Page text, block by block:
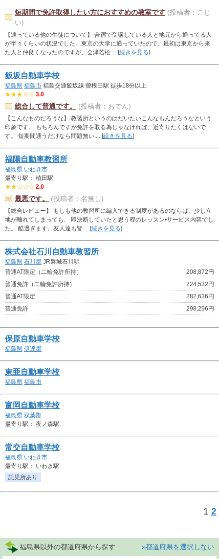
短期間で免許取得したい方におすすめの教室です (投稿者：こじ
い)
【通っている他の生徒について】 合宿で受講している人と地元から通ってる人
が半々くらいの状況でした。東京の大学に通っていたので、最初は東京から来
た人と仲良くなったのですが、会津若松.....[続きを見る]
飯坂自動車学校
福島県 福島市 福島交通飯坂線 曽根田駅 徒歩18分以上
★★★☆☆ 3.0
総合して普通です。 (投稿者：おでん)
【こんなものだろうな】 教習所というのはだいたいこんなもんだろうなという
印象です。 もちろんですが免許を取る為じゃなければ、近寄りたくはないで
す。 短期間通うだけなら問題無い.....[続きを見る]
福陽自動車教習所
福島県 いわき市
最寄り駅： 植田駅
★★☆☆☆ 2.0
最悪です。 (投稿者：名無し)
【総合レビュー】 もしも他の教習所に編入できる制度があるのならば、少し立
地が離れてしまっても、 即決断していたと思う程のレッスン•サービス内容でし
た。 酷過ぎます。友人達も皆.....[続きを見る]
株式会社石川自動車教習所
福島県 石川郡 JR磐城石川駅
普通AT限定（二輪免許所持）
208,872円
普通免許（二輪免許所持）
224,532円
普通AT限定
282,636円
普通免許
298,296円
保原自動車学校
福島県 伊達郡
東亜自動車学校
福島県 福島市
富岡自動車学校
福島県 双葉郡
最寄り駅： 夜ノ森駅
常交自動車学校
福島県 いわき市
最寄り駅： いわき駅
託児所あり
1 2
福島県以外の都道府県から探す »都道府県を選択しない